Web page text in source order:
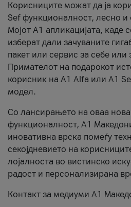
Корисниците можат да ја
Sef функционалност, лесно и
Мојот А1 апликацијата, каде
изберат дали зачуваните
пакет или сервис за себе или
Примателот на подарокот
корисник на А1 Alfa или A1
модел.
Со лансирањето на оваа
функционалност, А1
иновативна врска помеѓу
секојдневието на
лојалноста во вистинско
радост и персонализирана
Контакт за медиуми А1